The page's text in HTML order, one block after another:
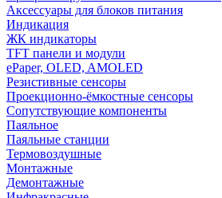
Аксессуары для блоков питания
Индикация
ЖК индикаторы
TFT панели и модули
ePaper, OLED, AMOLED
Резистивные сенсоры
Проекционно-ёмкостные сенсоры
Сопутствующие компоненты
Паяльное
Паяльные станции
Термовоздушные
Монтажные
Демонтажные